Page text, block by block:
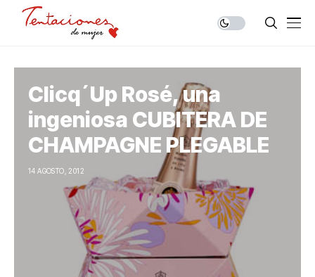
Clicq´Up Rosé, una
ingeniosa CUBITERA DE
CHAMPAGNE PLEGABLE
14 AGOSTO, 2012